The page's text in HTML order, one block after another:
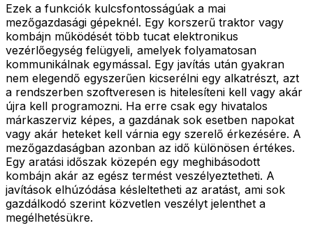
Ezek a funkciók kulcsfontosságúak a mai
mezőgazdasági gépeknél. Egy korszerű traktor vagy
kombájn működését több tucat elektronikus
vezérlőegység felügyeli, amelyek folyamatosan
kommunikálnak egymással. Egy javítás után gyakran
nem elegendő egyszerűen kicserélni egy alkatrészt, azt
a rendszerben szoftveresen is hitelesíteni kell vagy akár
újra kell programozni. Ha erre csak egy hivatalos
márkaszerviz képes, a gazdának sok esetben napokat
vagy akár heteket kell várnia egy szerelő érkezésére. A
mezőgazdaságban azonban az idő különösen értékes.
Egy aratási időszak közepén egy meghibásodott
kombájn akár az egész termést veszélyeztetheti. A
javítások elhúzódása késleltetheti az aratást, ami sok
gazdálkodó szerint közvetlen veszélyt jelenthet a
megélhetésükre.